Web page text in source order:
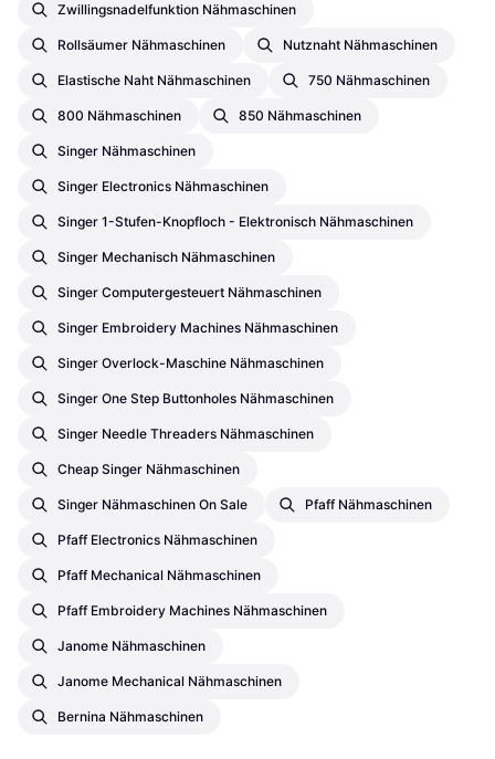
Zwillingsnadelfunktion Nähmaschinen
Rollsäumer Nähmaschinen Nutznaht Nähmaschinen
Elastische Naht Nähmaschinen 750 Nähmaschinen
800 Nähmaschinen 850 Nähmaschinen
Singer Nähmaschinen
Singer Electronics Nähmaschinen
Singer 1-Stufen-Knopfloch - Elektronisch Nähmaschinen
Singer Mechanisch Nähmaschinen
Singer Computergesteuert Nähmaschinen
Singer Embroidery Machines Nähmaschinen
Singer Overlock-Maschine Nähmaschinen
Singer One Step Buttonholes Nähmaschinen
Singer Needle Threaders Nähmaschinen
Cheap Singer Nähmaschinen
Singer Nähmaschinen On Sale Pfaff Nähmaschinen
Pfaff Electronics Nähmaschinen
Pfaff Mechanical Nähmaschinen
Pfaff Embroidery Machines Nähmaschinen
Janome Nähmaschinen
Janome Mechanical Nähmaschinen
Bernina Nähmaschinen